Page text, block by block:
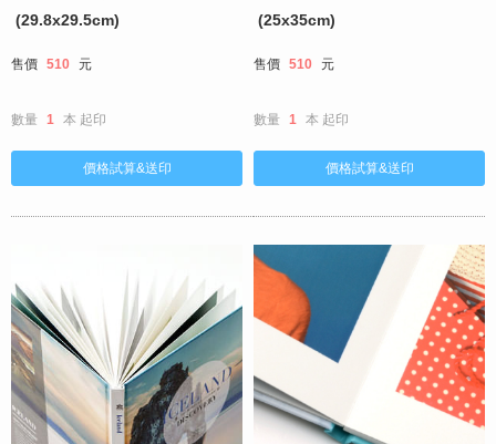
(29.8x29.5cm)
售價 510 元
數量 1 本 起印
(25x35cm)
售價 510 元
數量 1 本 起印